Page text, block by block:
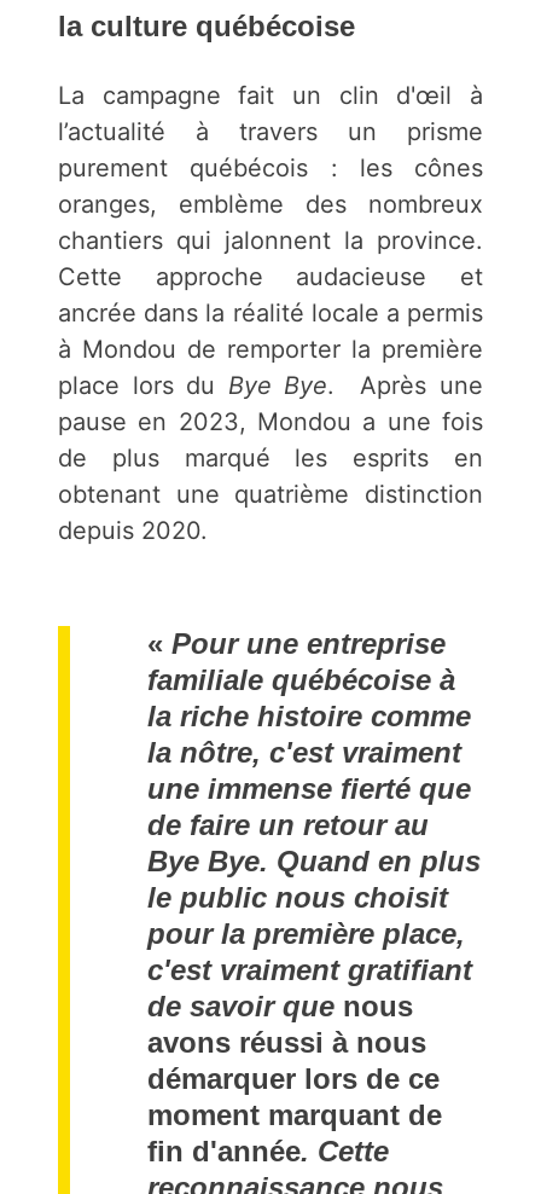
la culture québécoise
La campagne fait un clin d'œil à
l’actualité à travers un prisme
purement québécois : les cônes
oranges, emblème des nombreux
chantiers qui jalonnent la province.
Cette approche audacieuse et
ancrée dans la réalité locale a permis
à Mondou de remporter la première
place lors du Bye Bye. Après une
pause en 2023, Mondou a une fois
de plus marqué les esprits en
obtenant une quatrième distinction
depuis 2020.
« Pour une entreprise
familiale québécoise à
la riche histoire comme
la nôtre, c'est vraiment
une immense fierté que
de faire un retour au
Bye Bye. Quand en plus
le public nous choisit
pour la première place,
c'est vraiment gratifiant
de savoir que nous
avons réussi à nous
démarquer lors de ce
moment marquant de
fin d'année. Cette
reconnaissance nous